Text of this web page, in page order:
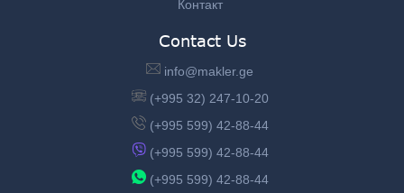
Контакт
Contact Us
info@makler.ge
(+995 32) 247-10-20
(+995 599) 42-88-44
(+995 599) 42-88-44
(+995 599) 42-88-44